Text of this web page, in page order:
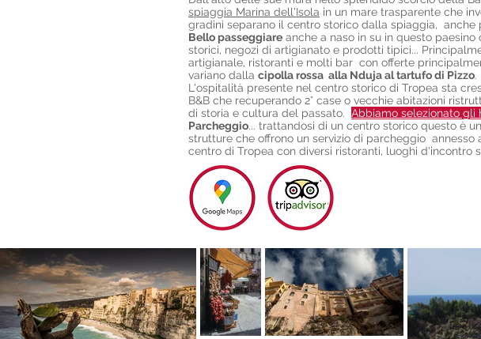
spiaggia Marina dell'Isola in un mare trasparente che
gradini separano il centro storico dalla spiaggia, anche
Bello passeggiare anche a naso in su in questo
storici, negozi di artigianato e prodotti tipici...
artigianale, ristoranti e molti bar con offerte
variano dalla cipolla rossa alla Nduja al tartufo di Pizzo.
L'ospitalità presente nel centro storico di Tropea sta
B&B che recuperando 2° case o vecchie abitazioni
di storia e cultura del passato. Abbiamo selezionato gli
Parcheggio... trattandosi di un centro storico questo è
strutture che offrono un servizio di parcheggio
centro di Tropea con diversi ristoranti, luoghi